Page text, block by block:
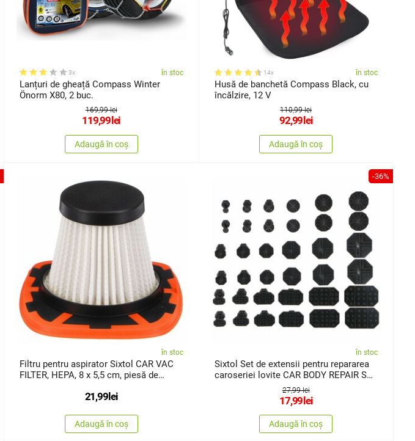
3x în stoc
Lanțuri de gheață Compass Winter
Önorm X80, 2 buc.
169,99 lei
119,99 lei
Adaugă în coș
14x în stoc
Husă de banchetă Compass Black, cu
încălzire, 12 V
110,99 lei
92,99 lei
Adaugă în coș
în stoc
Filtru pentru aspirator Sixtol CAR VAC
FILTER, HEPA, 8 x 5,5 cm, piesă de
21,99lei
Adaugă în coș
-36%
în stoc
Sixtol Set de extensii pentru repararea
caroseriei lovite CAR BODY REPAIR SET
27,99 lei
17,99lei
Adaugă în coș